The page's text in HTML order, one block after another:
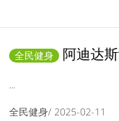
全民健身
阿迪达
...
全民健身/ 2025-02-11